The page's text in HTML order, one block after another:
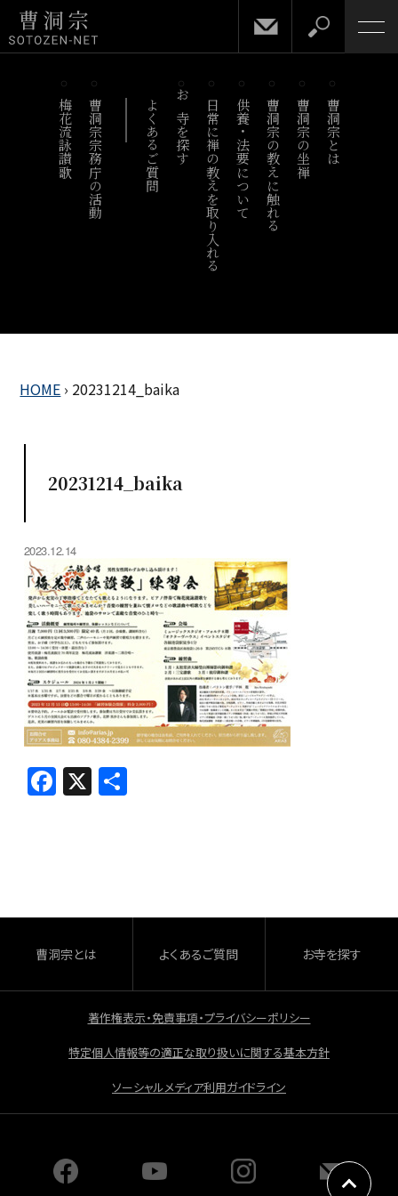
梅花流詠讃歌 曹洞宗宗務庁の活動 よくあるご質問 お寺を探す 日常に禅の教えを取り入れる供養・法要について曹洞宗の教えに触れる 曹洞宗の坐禅 曹洞宗とは
HOME › 20231214_baika
20231214_baika
2023.12.14
F
a
o
o
k
X 共
曹洞宗とは よくあるご質問 お寺を探す
著作権表示・免責事項・プライバシーポリシー
特定個人情報等の適正な取り扱いに関する基本方針
ソーシャルメディア利用ガイドライン